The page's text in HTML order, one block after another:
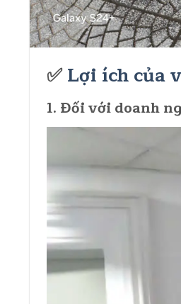
✅Lợi ích của
1. Đối với doanh